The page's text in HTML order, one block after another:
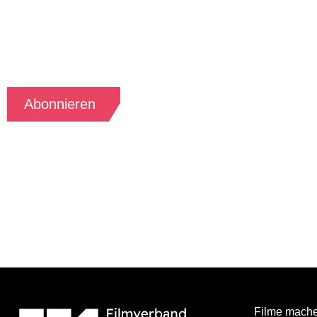
Abonnieren
Filme